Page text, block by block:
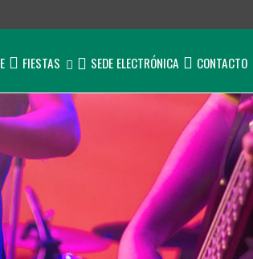
FIESTAS SEDE ELECTRÓNICA CONTACTO